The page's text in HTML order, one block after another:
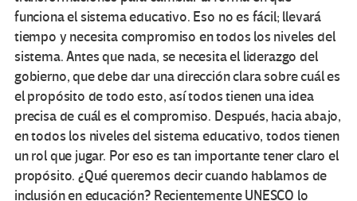
funciona el sistema educativo. Eso no es fácil; llevará
tiempo y necesita compromiso en todos los niveles del
sistema. Antes que nada, se necesita el liderazgo del
gobierno, que debe dar una dirección clara sobre cuál es
el propósito de todo esto, así todos tienen una idea
precisa de cuál es el compromiso. Después, hacia abajo,
en todos los niveles del sistema educativo, todos tienen
un rol que jugar. Por eso es tan importante tener claro el
propósito. ¿Qué queremos decir cuando hablamos de
inclusión en educación? Recientemente UNESCO lo